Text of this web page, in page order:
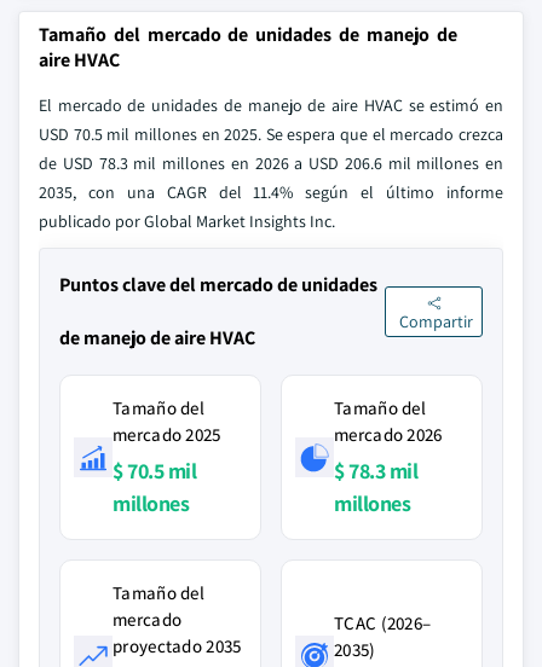
Tamaño del mercado de unidades de manejo de
aire HVAC
El mercado de unidades de manejo de aire HVAC se estimó en
USD 70.5 mil millones en 2025. Se espera que el mercado crezca
de USD 78.3 mil millones en 2026 a USD 206.6 mil millones en
2035, con una CAGR del 11.4% según el último informe
publicado por Global Market Insights Inc.
Puntos clave del mercado de unidades
de manejo de aire HVAC
Compartir
Tamaño del
mercado 2025
$ 70.5 mil
millones
Tamaño del
mercado 2026
$ 78.3 mil
millones
Tamaño del
mercado
proyectado 2035
TCAC (2026–
2035)